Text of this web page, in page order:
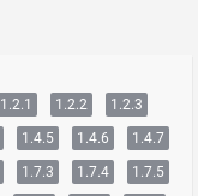
1.2.1 1.2.2
1.2.3
1.4.5 1.4.6
1.4.7
1.7.3 1.7.4
1.7.5